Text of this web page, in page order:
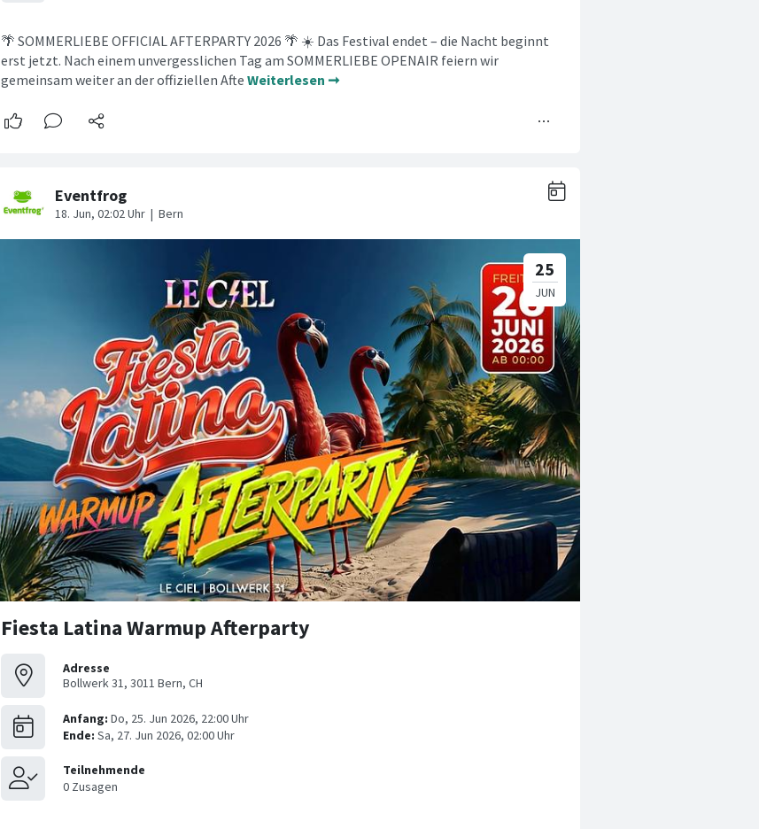
🌴 SOMMERLIEBE OFFICIAL AFTERPARTY 2026 🌴 ☀️ Das Festival endet – die Nacht beginnt
erst jetzt. Nach einem unvergesslichen Tag am SOMMERLIEBE OPENAIR feiern wir
gemeinsam weiter an der offiziellen Afte Weiterlesen ➞
Fiesta Latina Warmup Afterparty
Adresse
Bollwerk 31, 3011 Bern, CH